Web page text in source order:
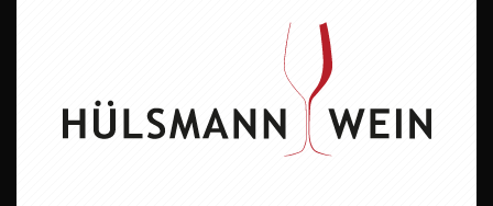
ZU DIESEM PRODUKT PASST ...